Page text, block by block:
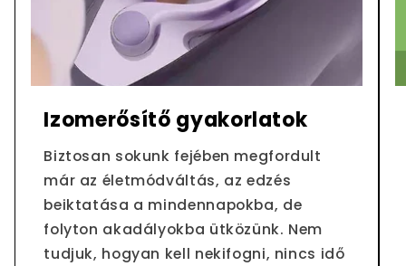
Izomerősítő gyakorlatok
Biztosan sokunk fejében megfordult
már az életmódváltás, az edzés
beiktatása a mindennapokba, de
folyton akadályokba ütközünk. Nem
tudjuk, hogyan kell nekifogni, nincs idő